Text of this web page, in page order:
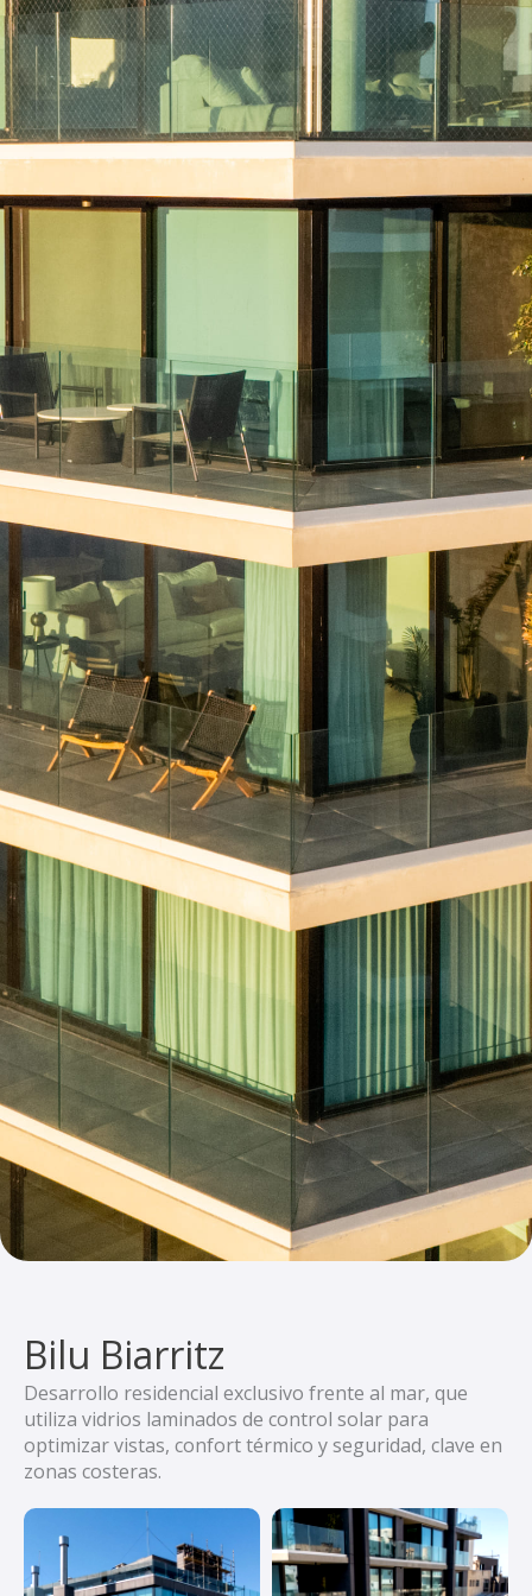
Bilu Biarritz
Desarrollo residencial exclusivo frente al mar, que
utiliza vidrios laminados de control solar para
optimizar vistas, confort térmico y seguridad, clave en
zonas costeras.